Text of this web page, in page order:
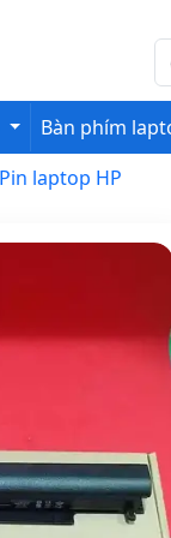
Bàn phím
Pin laptop HP